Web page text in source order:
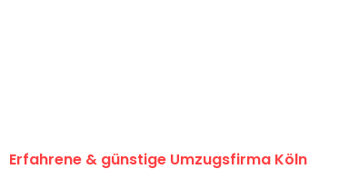
Erfahrene & günstige Umzugsfirma Köln